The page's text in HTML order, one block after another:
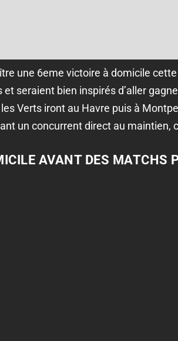
une 6eme victoire à domicile
seraient bien inspirés d’aller
Verts iront au Havre puis à
un concurrent direct au maintien,
AVANT DES MATCHS